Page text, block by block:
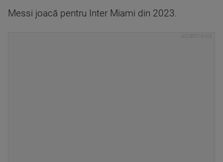
Messi joacă pentru Inter Miami din 2023.